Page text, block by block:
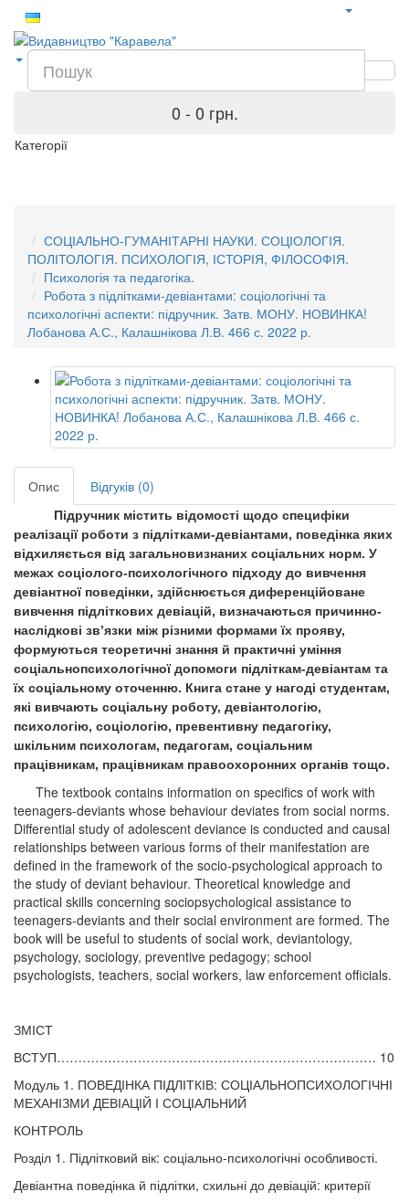
0 - 0 грн.
Категорії
СОЦІАЛЬНО-ГУМАНІТАРНІ НАУКИ. СОЦІОЛОГІЯ.
ПОЛІТОЛОГІЯ. ПСИХОЛОГІЯ, ІСТОРІЯ, ФІЛОСОФІЯ.
Психологія та педагогіка.
Робота з підлітками-девіантами: соціологічні та
психологічні аспекти: підручник. Затв. МОНУ. НОВИНКА!
Лобанова А.С., Калашнікова Л.В. 466 с. 2022 р.
Опис Відгуків (0)
Підручник містить відомості щодо специфіки
реалізації роботи з підлітками-девіантами, поведінка яких
відхиляється від загальновизнаних соціальних норм. У
межах соціолого-психологічного підходу до вивчення
девіантної поведінки, здійснюється диференційоване
вивчення підліткових девіацій, визначаються причинно-
наслідкові зв’язки між різними формами їх прояву,
формуються теоретичні знання й практичні уміння
соціальнопсихологічної допомоги підліткам-девіантам та
їх соціальному оточенню. Книга стане у нагоді студентам,
які вивчають соціальну роботу, девіантологію,
психологію, соціологію, превентивну педагогіку,
шкільним психологам, педагогам, соціальним
працівникам, працівникам правоохоронних органів тощо.
The textbook contains information on specifics of work with
teenagers-deviants whose behaviour deviates from social norms.
Differential study of adolescent deviance is conducted and causal
relationships between various forms of their manifestation are
defined in the framework of the socio-psychological approach to
the study of deviant behaviour. Theoretical knowledge and
practical skills concerning sociopsychological assistance to
teenagers-deviants and their social environment are formed. The
book will be useful to students of social work, deviantology,
psychology, sociology, preventive pedagogy; school
psychologists, teachers, social workers, law enforcement officials.
ЗМІСТ
ВСТУП………………………………………………………………… 10
Модуль 1. ПОВЕДІНКА ПІДЛІТКІВ: СОЦІАЛЬНОПСИХОЛОГІЧНІ
МЕХАНІЗМИ ДЕВІАЦІЙ І СОЦІАЛЬНИЙ
КОНТРОЛЬ
Розділ 1. Підлітковий вік: соціально-психологічні особливості.
Девіантна поведінка й підлітки, схильні до девіацій: критерії